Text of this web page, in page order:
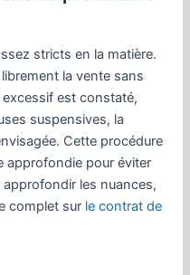
stricts en la matière.
la vente sans
est constaté,
suspensives, la
Cette procédure
approfondie pour éviter
les nuances,
complet sur le contrat de